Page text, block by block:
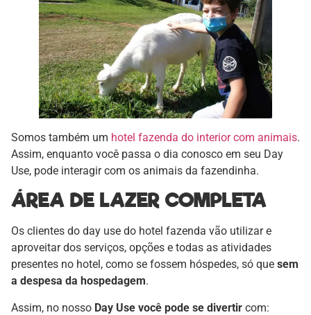
Somos também um hotel fazenda do interior com animais.
Assim, enquanto você passa o dia conosco em seu Day
Use, pode interagir com os animais da fazendinha.
ÁREA DE LAZER COMPLETA
Os clientes do day use do hotel fazenda vão utilizar e
aproveitar dos serviços, opções e todas as atividades
presentes no hotel, como se fossem hóspedes, só que sem
a despesa da hospedagem.
Assim, no nosso Day Use você pode se divertir com: